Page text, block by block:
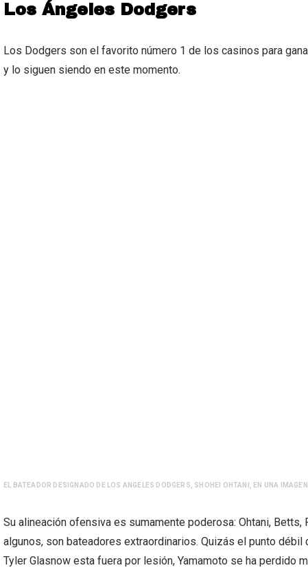
Los Ángeles Dodgers
Los Dodgers son el favorito número 1 de los casinos para
y lo siguen siendo en este momento.
EL BATEADOR DESIGNADO DE LOS ANGELES DODGERS, SHOHEI OHTANI, EN UNA
Su alineación ofensiva es sumamente poderosa: Ohtani, Betts,
algunos, son bateadores extraordinarios. Quizás el punto
Tyler Glasnow esta fuera por lesión, Yamamoto se ha perdido